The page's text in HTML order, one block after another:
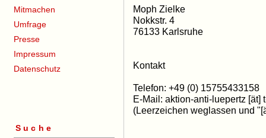
Mitmachen
Umfrage
Presse
Impressum
Datenschutz
Suche
Moph Zielke
Nokkstr. 4
76133 Karlsruhe
Kontakt
Telefon: +49 (0) 15755433158
E-Mail: aktion-anti-luepertz [ät]
(Leerzeichen weglassen und